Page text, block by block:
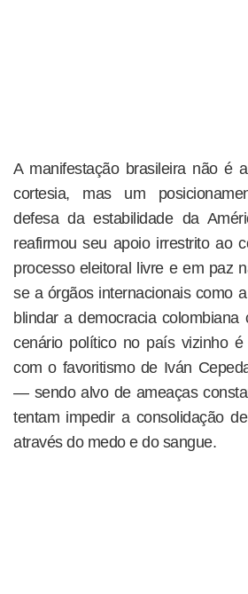
A manifestação brasileira não é
cortesia, mas um
defesa da estabilidade da
reafirmou seu apoio irrestrito ao
processo eleitoral livre e em paz
se a órgãos internacionais como
blindar a democracia colombiana
cenário político no país vizinho
com o favoritismo de Iván
— sendo alvo de ameaças
tentam impedir a consolidação
através do medo e do sangue.